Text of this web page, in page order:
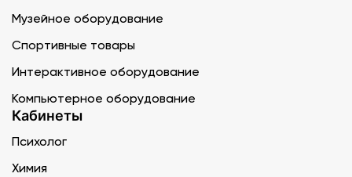
Музейное оборудование
Спортивные товары
Интерактивное оборудование
Компьютерное оборудование
Кабинеты
Психолог
Химия